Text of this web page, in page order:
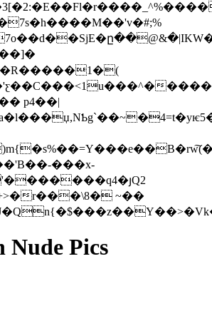
���x-
r���\8� ~��
Nude Pics